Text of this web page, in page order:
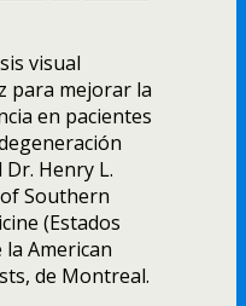
visual
para mejorar la
en pacientes
Henry L.
Southern
(Estados
American
de Montreal.